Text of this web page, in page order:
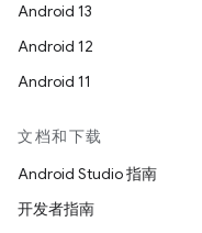
Android 13
Android 12
Android 11
文档和下载
Android Studio 指南
开发者指南